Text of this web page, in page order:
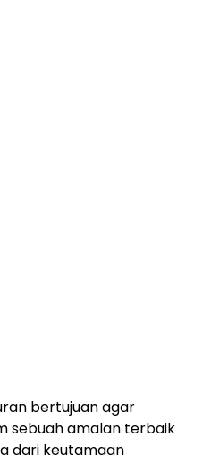
bertujuan agar
sebuah amalan terbaik
dari keutamaan